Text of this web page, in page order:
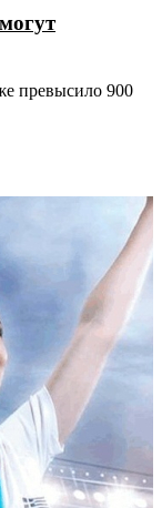
превысило 900